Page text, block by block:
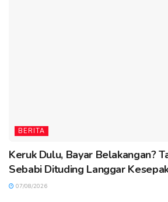
BERITA
Keruk Dulu, Bayar Belakangan?
Sebabi Dituding Langgar
07/08/2026